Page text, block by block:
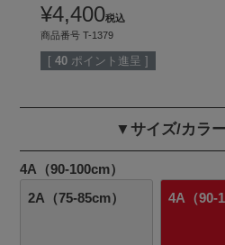
¥4,400税込
商品番号 T-1379
[ 40 ポイント進呈 ]
▼サイズ/カラ
4A（90-100cm）
2A（75-85cm）
4A（90-